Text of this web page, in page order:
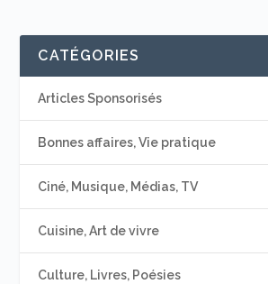
CATÉGORIES
Articles Sponsorisés
Bonnes affaires, Vie pratique
Ciné, Musique, Médias, TV
Cuisine, Art de vivre
Culture, Livres, Poésies